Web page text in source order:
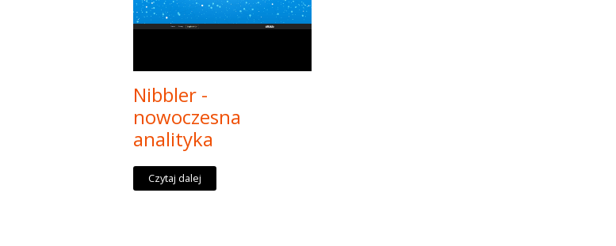
Nibbler -
nowoczesna
analityka
Czytaj dalej